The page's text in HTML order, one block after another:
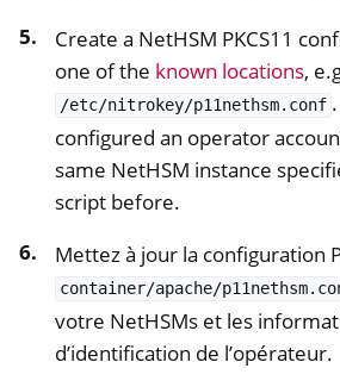
Create a NetHSM PKCS11
one of the known locations,
/etc/nitrokey/p11nethsm.conf
configured an operator
same NetHSM instance
script before.
Mettez à jour la configuration
container/apache/
votre NetHSMs et les
d’identification de l’opérateur.